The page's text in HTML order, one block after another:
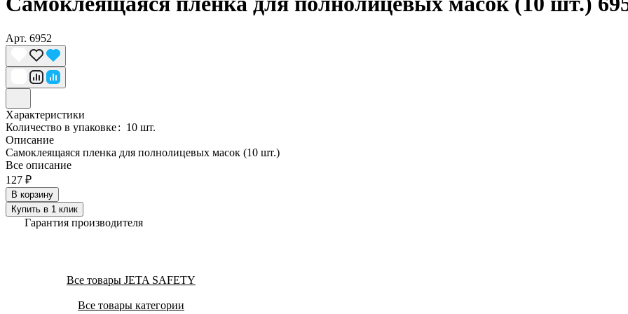
Арт. 6952
Характеристики
Количество в упаковке: 10 шт.
Описание
Самоклеящаяся пленка для полнолицевых масок (10 шт.)
Все описание
127 ₽
В корзину
Купить в 1 клик
Гарантия производителя
Все товары JETA SAFETY
Все товары категории